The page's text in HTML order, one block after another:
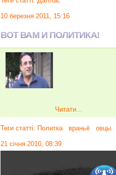
10 березня 2011, 15:16
ВОТ ВАМ И ПОЛИТИКА!
Читати...
Теги статті: Политка враньё овцы.
21 січня 2010, 08:39